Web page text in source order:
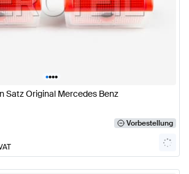
••••
Satz Original Mercedes Benz
Vorbestellung